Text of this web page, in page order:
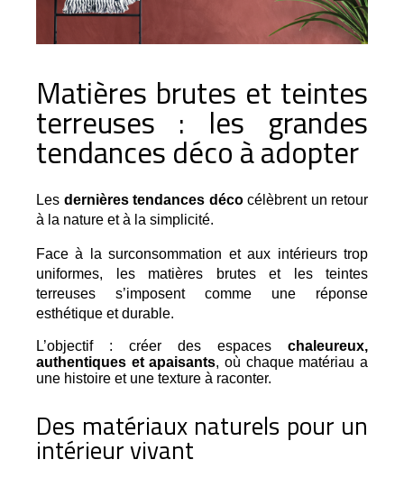
Matières brutes et teintes
terreuses : les grandes
tendances déco à adopter
Les dernières tendances déco célèbrent un retour
à la nature et à la simplicité.
Face à la surconsommation et aux intérieurs trop
uniformes, les matières brutes et les teintes
terreuses s’imposent comme une réponse
esthétique et durable.
L’objectif : créer des espaces chaleureux,
authentiques et apaisants, où chaque matériau a
une histoire et une texture à raconter.
Des matériaux naturels pour un
intérieur vivant